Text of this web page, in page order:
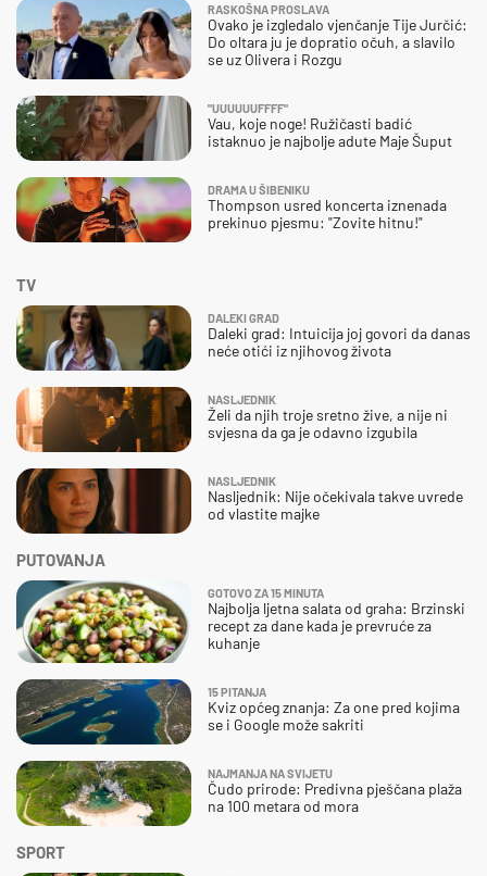
RASKOŠNA PROSLAVA
Ovako je izgledalo vjenčanje Tije Jurčić:
Do oltara ju je dopratio očuh, a slavilo
se uz Olivera i Rozgu
"UUUUUUFFFF"
Vau, koje noge! Ružičasti badić
istaknuo je najbolje adute Maje Šuput
DRAMA U ŠIBENIKU
Thompson usred koncerta iznenada
prekinuo pjesmu: "Zovite hitnu!"
SPORT
TV
DALEKI GRAD
Daleki grad: Intuicija joj govori da danas
neće otići iz njihovog života
NASLJEDNIK
Želi da njih troje sretno žive, a nije ni
svjesna da ga je odavno izgubila
NASLJEDNIK
Nasljednik: Nije očekivala takve uvrede
od vlastite majke
PUTOVANJA
GOTOVO ZA 15 MINUTA
Najbolja ljetna salata od graha: Brzinski
recept za dane kada je prevruće za
kuhanje
15 PITANJA
Kviz općeg znanja: Za one pred kojima
se i Google može sakriti
NAJMANJA NA SVIJETU
Čudo prirode: Predivna pješčana plaža
na 100 metara od mora